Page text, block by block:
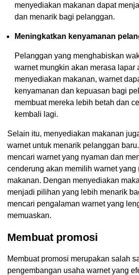
menyediakan makanan dapat
dan menarik bagi pelanggan.
Meningkatkan kenyamanan
Pelanggan yang menghabiskan
warnet mungkin akan merasa lapar
menyediakan makanan, warnet
kenyamanan dan kepuasan bagi
membuat mereka lebih betah dan
kembali lagi.
Selain itu, menyediakan makanan
warnet untuk menarik pelanggan
mencari warnet yang nyaman dan
cenderung akan memilih warnet yang
makanan. Dengan menyediakan
menjadi pilihan yang lebih menarik
mencari pengalaman warnet yang
memuaskan.
Membuat promosi
Membuat promosi merupakan salah
pengembangan usaha warnet yang